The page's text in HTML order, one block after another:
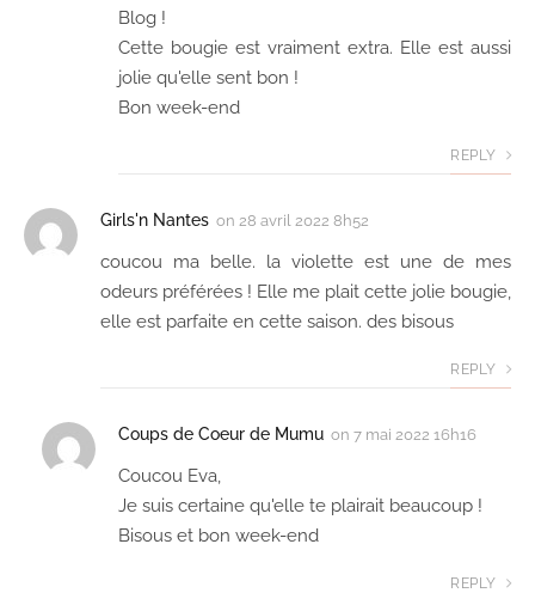
Blog !
Cette bougie est vraiment extra. Elle est aussi
jolie qu'elle sent bon !
Bon week-end
REPLY
Girls'n Nantes on 28 avril 2022 8h52
coucou ma belle. la violette est une de mes
odeurs préférées ! Elle me plait cette jolie bougie,
elle est parfaite en cette saison. des bisous
REPLY
Coups de Coeur de Mumu on 7 mai 2022 16h16
Coucou Eva,
Je suis certaine qu'elle te plairait beaucoup !
Bisous et bon week-end
REPLY